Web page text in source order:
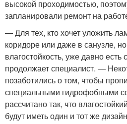
высокой проходимостью,
запланировали ремонт на
— Для тех, кто хочет уложить
коридоре или даже в санузле,
влагостойкость, уже давно
продолжает специалист. —
позаботились о том, чтобы
специальными гидрофобными
рассчитано так, что
будут иметь один и тот же